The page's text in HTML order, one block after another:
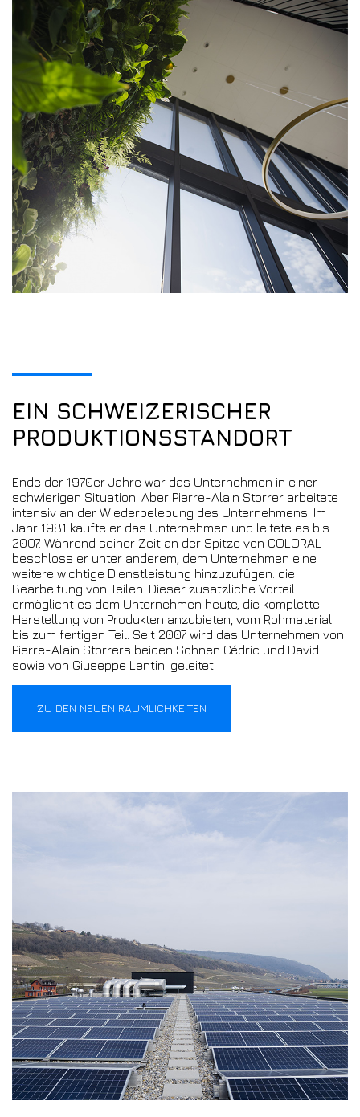
EIN SCHWEIZERISCHER
PRODUKTIONSSTANDORT
Ende der 1970er Jahre war das Unternehmen in einer
schwierigen Situation. Aber Pierre-Alain Storrer arbeitete
intensiv an der Wiederbelebung des Unternehmens. Im
Jahr 1981 kaufte er das Unternehmen und leitete es bis
2007. Während seiner Zeit an der Spitze von COLORAL
beschloss er unter anderem, dem Unternehmen eine
weitere wichtige Dienstleistung hinzuzufügen: die
Bearbeitung von Teilen. Dieser zusätzliche Vorteil
ermöglicht es dem Unternehmen heute, die komplette
Herstellung von Produkten anzubieten, vom Rohmaterial
bis zum fertigen Teil. Seit 2007 wird das Unternehmen von
Pierre-Alain Storrers beiden Söhnen Cédric und David
sowie von Giuseppe Lentini geleitet.
ZU DEN NEUEN RAÜMLICHKEITEN